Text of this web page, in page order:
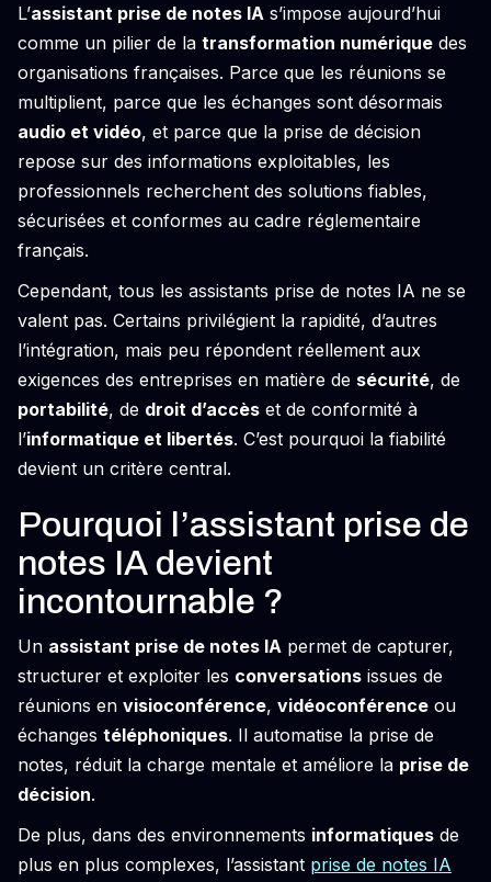
L’assistant prise de notes IA s’impose aujourd’hui
comme un pilier de la transformation numérique des
organisations françaises. Parce que les réunions se
multiplient, parce que les échanges sont désormais
audio et vidéo, et parce que la prise de décision
repose sur des informations exploitables, les
professionnels recherchent des solutions fiables,
sécurisées et conformes au cadre réglementaire
français.
Cependant, tous les assistants prise de notes IA ne se
valent pas. Certains privilégient la rapidité, d’autres
l’intégration, mais peu répondent réellement aux
exigences des entreprises en matière de sécurité, de
portabilité, de droit d’accès et de conformité à
l’informatique et libertés. C’est pourquoi la fiabilité
devient un critère central.
Pourquoi l’assistant prise de
notes IA devient
incontournable ?
Un assistant prise de notes IA permet de capturer,
structurer et exploiter les conversations issues de
réunions en visioconférence, vidéoconférence ou
échanges téléphoniques. Il automatise la prise de
notes, réduit la charge mentale et améliore la prise de
décision.
De plus, dans des environnements informatiques de
plus en plus complexes, l’assistant prise de notes IA